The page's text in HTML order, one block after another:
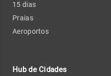
15 dias
Praias
Aeroportos
Hub de Cidades